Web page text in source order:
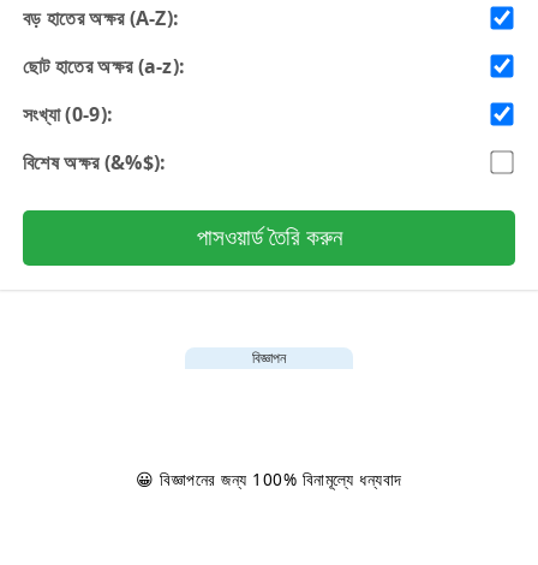
বড় হাতের অক্ষর (A-Z):
ছোট হাতের অক্ষর (a-z):
সংখ্যা (0-9):
বিশেষ অক্ষর (&%$):
পাসওয়ার্ড তৈরি করুন
বিজ্ঞাপন
😀 বিজ্ঞাপনের জন্য 100% বিনামূল্যে ধন্যবাদ